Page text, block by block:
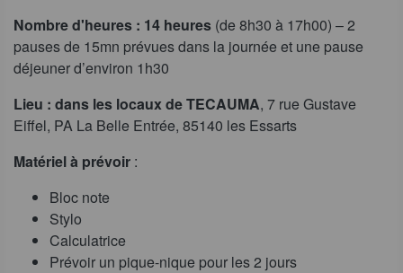
Nombre d'heures : 14 heures (de 8h30 à 17h00) – 2
pauses de 15mn prévues dans la journée et une pause
déjeuner d’environ 1h30
Lieu : dans les locaux de TECAUMA, 7 rue Gustave
Eiffel, PA La Belle Entrée, 85140 les Essarts
Matériel à prévoir :
Bloc note
Stylo
Calculatrice
Prévoir un pique-nique pour les 2 jours